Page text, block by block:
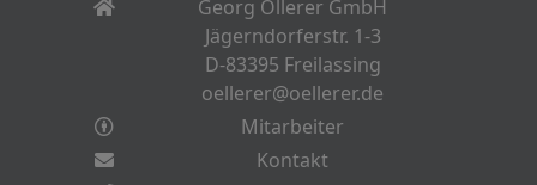
Georg Öllerer GmbH
Jägerndorferstr. 1-3
D-83395 Freilassing
oellerer@oellerer.de
Mitarbeiter
Kontakt